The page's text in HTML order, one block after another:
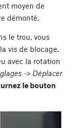
moyen de
démonté.
le trou, vous
vis de blocage.
avec la rotation
-> Déplacer
le bouton